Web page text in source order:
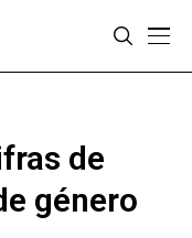
de
género